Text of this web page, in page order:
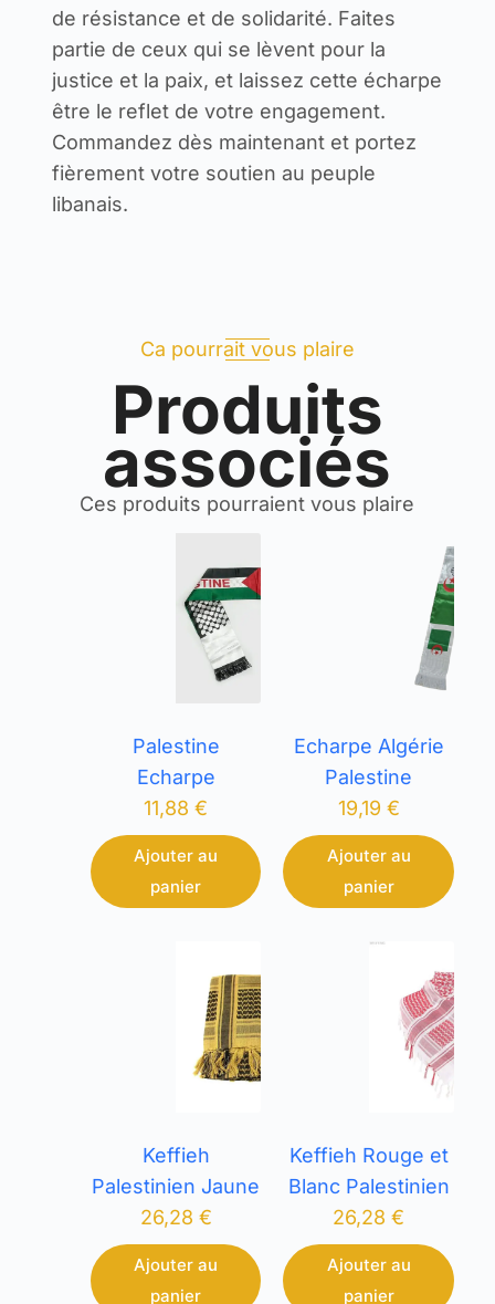
de résistance et de solidarité. Faites
partie de ceux qui se lèvent pour la
justice et la paix, et laissez cette écharpe
être le reflet de votre engagement.
Commandez dès maintenant et portez
fièrement votre soutien au peuple
libanais.
Ca pourrait vous plaire
Produits
associés
Ces produits pourraient vous plaire
Palestine
Echarpe
11,88€
Ajouter au
panier
Echarpe Algérie
Palestine
19,19 €
Ajouter au
panier
Keffieh
Palestinien Jaune
26,28 €
Ajouter au
panier
Keffieh Rouge et
Blanc Palestinien
26,28€
Ajouter au
panier